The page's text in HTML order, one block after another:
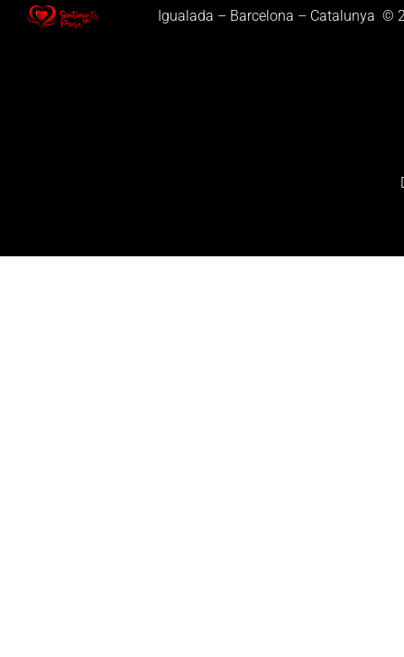
Igualada – Barcelona – Catalunya ©